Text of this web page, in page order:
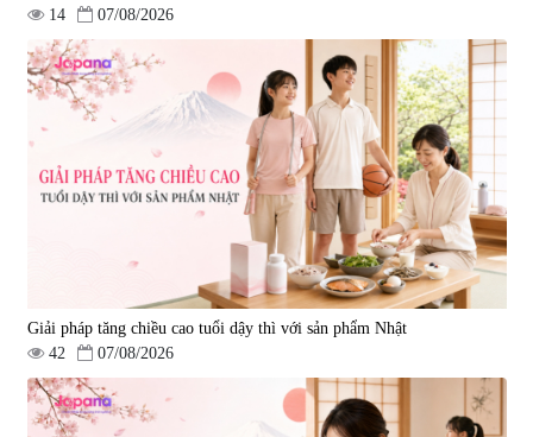
Viên uống hỗ trợ giấc ngủ Fujina
Sleepy Nhật Bản 80 viên
580.000 đ
điều trị đột quỵ Biken Kinase
Gold 60 viên
0
1.570.000 đ
14
07/08/2026
Giải pháp tăng chiều cao tuổi dậy thì với sản phẩm Nhật
42
07/08/2026